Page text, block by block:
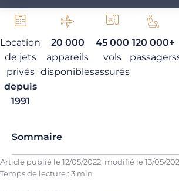
Location
de jets
privés
depuis
1991
20 000
appareils
disponibles
45 000
vols
assurés
120 000+
passagers
Sommaire
Article publié le12/05/2022, modifié le13/05/
Temps de lecture : 3 min